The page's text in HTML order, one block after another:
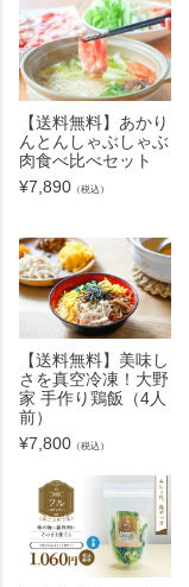
【送料無料】あかり
んとんしゃぶしゃぶ
肉食べ比べセット
¥7,890 （税込）
【送料無料】美味し
さを真空冷凍！大野
家 手作り鶏飯（4人
前）
¥7,800 （税込）